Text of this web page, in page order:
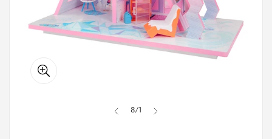
1
/
8